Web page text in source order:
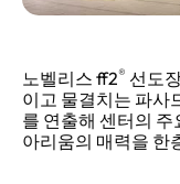
노벨리스 ff2® 선도
이고 물결치는 파사
를 연출해 센터의
아리움의 매력을 한